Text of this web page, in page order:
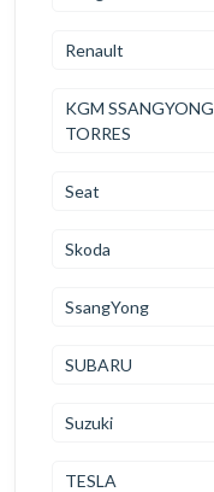
Renault
KGM SSANGYONG
TORRES
Seat
Skoda
SsangYong
SUBARU
Suzuki
TESLA